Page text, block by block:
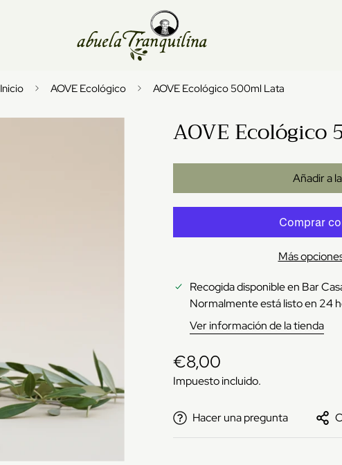
Inicio AOVE Ecológico AOVE Ecológico 500ml Lata
AOVE Ecológico
Añadir a
Más
Recogida disponible en Bar
Normalmente está listo en 24
Ver información de la tienda
Precio
regular
€8,00
Impuesto incluido.
Hacer una pregunta